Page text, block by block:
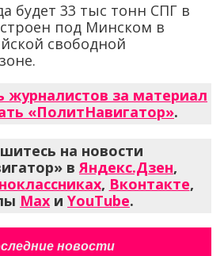
будет 33 тыс тонн СПГ в
под Минском в
свободной
журналистов за материал
«ПолитНавигатор».
на новости
вЯндекс.Дзен,
, Вконтакте,
Max и YouTube.
новости